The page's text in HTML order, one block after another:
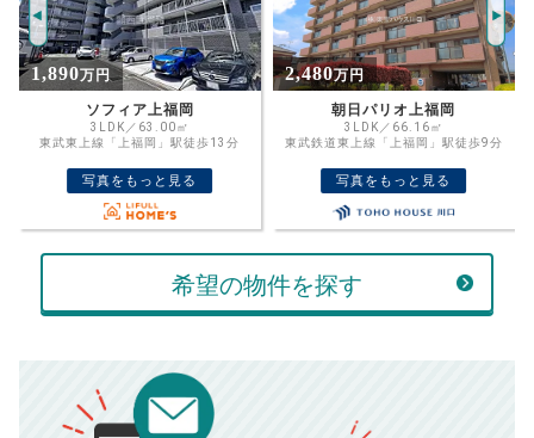
住宅ローン
金利
%
ボーナス
返済金額
万円
万円
返済シミュレーション計算結果
資金計画のために査定額や希望売却価
格を入力して活用するのもおすすめ◎
売却価格
万円
計算する
00万円
2,480万円
朝日パリオ上福岡
3LDK／66.16㎡
東武鉄道東上線「上福岡」駅徒歩9分
写真をもっと見る
2,190万円
ライオンズマンション上福岡第3
2SLDK／75.65㎡
東武東上線「ふじみ野」駅徒歩16分
写真をもっと見る
希望の物件を探す